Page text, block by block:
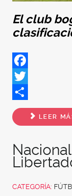
El club
Facebook
Twitter
Share
LEER
CATEGORÍA: